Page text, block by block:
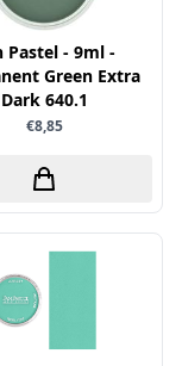
Pastel - 9ml -
Green Extra
Dark 640.1
€8,85